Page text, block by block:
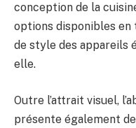
conception de la
options disponibles en
de style des appareils
elle.
Outre l’attrait visuel,
présente également